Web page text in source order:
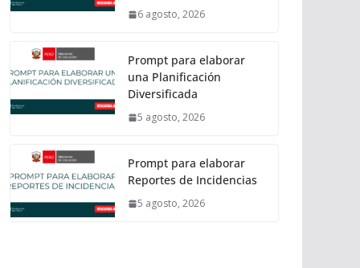
6 agosto, 2026
Prompt para elaborar
una Planificación
Diversificada
5 agosto, 2026
Prompt para elaborar
Reportes de Incidencias
5 agosto, 2026